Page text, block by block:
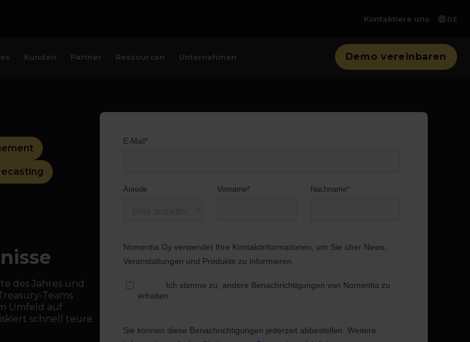
Kontaktiere uns DE
Kunden Partner Ressourcen Unternehmen Demo vereinbaren
des Jahres und
Teams
Umfeld auf
schnell teure